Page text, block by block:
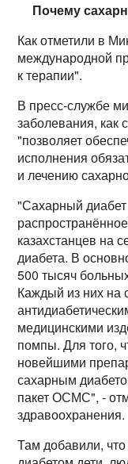
Почему
Как отметили в
международной
к терапии".
В пресс-службе
заболевания,
"позволяет
исполнения
и лечению
"Сахарный
казахстанцев на
диабета. В
500 тысяч
Каждый из них на
медицинскими
помпы. Для того,
новейшими
сахарным
пакет ОСМС", -
здравоохранения.
Там добавили,